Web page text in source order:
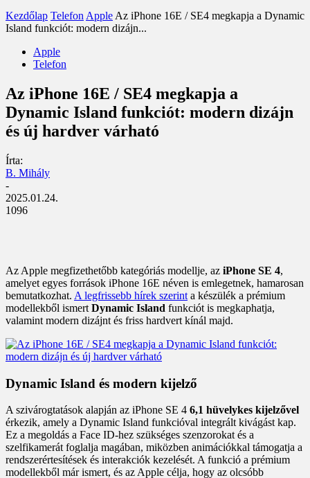
Kezdőlap Telefon Apple Az iPhone 16E / SE4 megkapja a Dynamic
Island funkciót: modern dizájn...
Apple
Telefon
Az iPhone 16E / SE4 megkapja a
Dynamic Island funkciót: modern dizájn
és új hardver várható
Írta:
B. Mihály
-
2025.01.24.
1096
Az Apple megfizethetőbb kategóriás modellje, az iPhone SE 4,
amelyet egyes források iPhone 16E néven is emlegetnek, hamarosan
bemutatkozhat. A legfrissebb hírek szerint a készülék a prémium
modellekből ismert Dynamic Island funkciót is megkaphatja,
valamint modern dizájnt és friss hardvert kínál majd.
Dynamic Island és modern kijelző
A szivárogtatások alapján az iPhone SE 4 6,1 hüvelykes kijelzővel
érkezik, amely a Dynamic Island funkcióval integrált kivágást kap.
Ez a megoldás a Face ID-hez szükséges szenzorokat és a
szelfikamerát foglalja magában, miközben animációkkal támogatja a
rendszerértesítések és interakciók kezelését. A funkció a prémium
modellekből már ismert, és az Apple célja, hogy az olcsóbb